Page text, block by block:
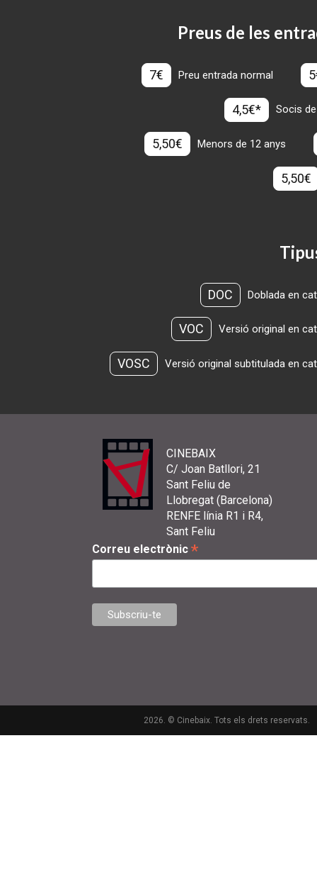
Preus de les
7€ Preu entrada normal
4,5€* Socis
5,50€ Menors de 12 anys
5,50€
DOC Doblada en
VOC Versió original en
VOSC Versió original subtitulada en
CINEBAIX
C/ Joan Batllori, 21
Sant Feliu de
Llobregat (Barcelona)
RENFE línia R1 i R4,
Sant Feliu
Correu electrònic *
2026. © Cinebaix. Tots els drets reservats.